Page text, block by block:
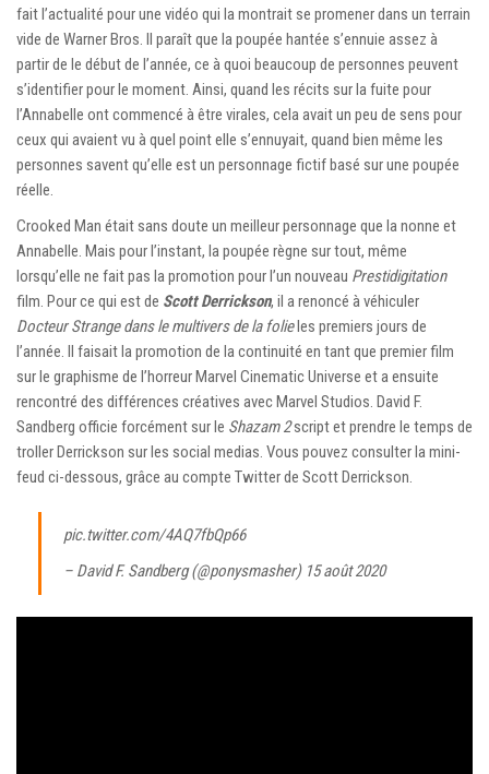
fait l’actualité pour une vidéo qui la montrait se promener dans un terrain
vide de Warner Bros. Il paraît que la poupée hantée s’ennuie assez à
partir de le début de l’année, ce à quoi beaucoup de personnes peuvent
s’identifier pour le moment. Ainsi, quand les récits sur la fuite pour
l’Annabelle ont commencé à être virales, cela avait un peu de sens pour
ceux qui avaient vu à quel point elle s’ennuyait, quand bien même les
personnes savent qu’elle est un personnage fictif basé sur une poupée
réelle.
Crooked Man était sans doute un meilleur personnage que la nonne et
Annabelle. Mais pour l’instant, la poupée règne sur tout, même
lorsqu’elle ne fait pas la promotion pour l’un nouveau Prestidigitation
film. Pour ce qui est de Scott Derrickson, il a renoncé à véhiculer
Docteur Strange dans le multivers de la folieles premiers jours de
l’année. Il faisait la promotion de la continuité en tant que premier film
sur le graphisme de l’horreur Marvel Cinematic Universe et a ensuite
rencontré des différences créatives avec Marvel Studios. David F.
Sandberg officie forcément sur le Shazam 2script et prendre le temps de
troller Derrickson sur les social medias. Vous pouvez consulter la mini-
feud ci-dessous, grâce au compte Twitter de Scott Derrickson.
pic.twitter.com/4AQ7fbQp66
– David F. Sandberg (@ponysmasher) 15 août 2020